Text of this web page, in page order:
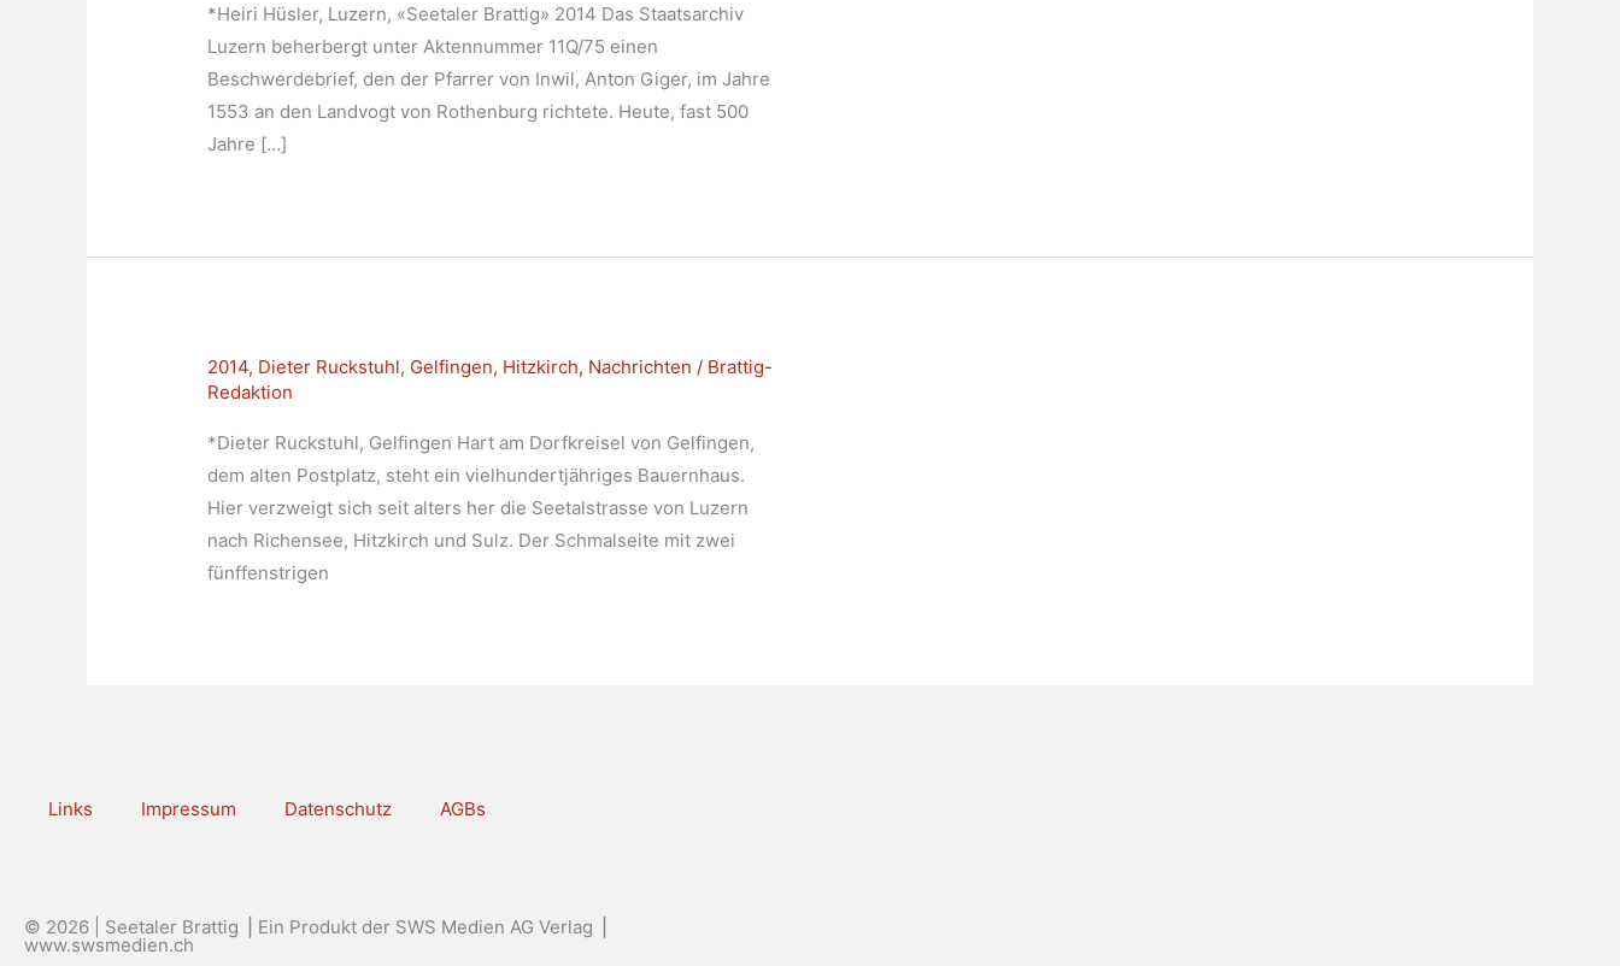
*Heiri Hüsler, Luzern, «Seetaler Brattig» 2014 Das Staatsarchiv
Luzern beherbergt unter Aktennummer 11Q/75 einen
Beschwerdebrief, den der Pfarrer von Inwil, Anton Giger, im Jahre
1553 an den Landvogt von Rothenburg richtete. Heute, fast 500
Jahre […]
2014, Dieter Ruckstuhl, Gelfingen, Hitzkirch, Nachrichten / Brattig-
Redaktion
*Dieter Ruckstuhl, Gelfingen Hart am Dorfkreisel von Gelfingen,
dem alten Postplatz, steht ein vielhundertjähriges Bauernhaus.
Hier verzweigt sich seit alters her die Seetalstrasse von Luzern
nach Richensee, Hitzkirch und Sulz. Der Schmalseite mit zwei
fünffenstrigen
Links Impressum Datenschutz AGBs
© 2026 | Seetaler Brattig ⎟ Ein Produkt der SWS Medien AG Verlag ⎟
www.swsmedien.ch